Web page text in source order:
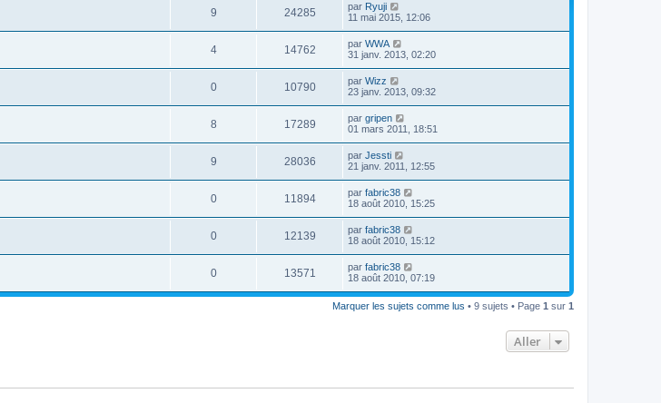
9 24285 par Ryuji
11 mai 2015, 12:06
4 14762 par WWA
31 janv. 2013, 02:20
0 10790 par Wizz
23 janv. 2013, 09:32
8 17289 par gripen
01 mars 2011, 18:51
9 28036 par Jessti
21 janv. 2011, 12:55
0 11894 par fabric38
18 août 2010, 15:25
0 12139 par fabric38
18 août 2010, 15:12
0 13571 par fabric38
18 août 2010, 07:19
Marquer les sujets comme lus • 9 sujets • Page 1 sur 1
Aller